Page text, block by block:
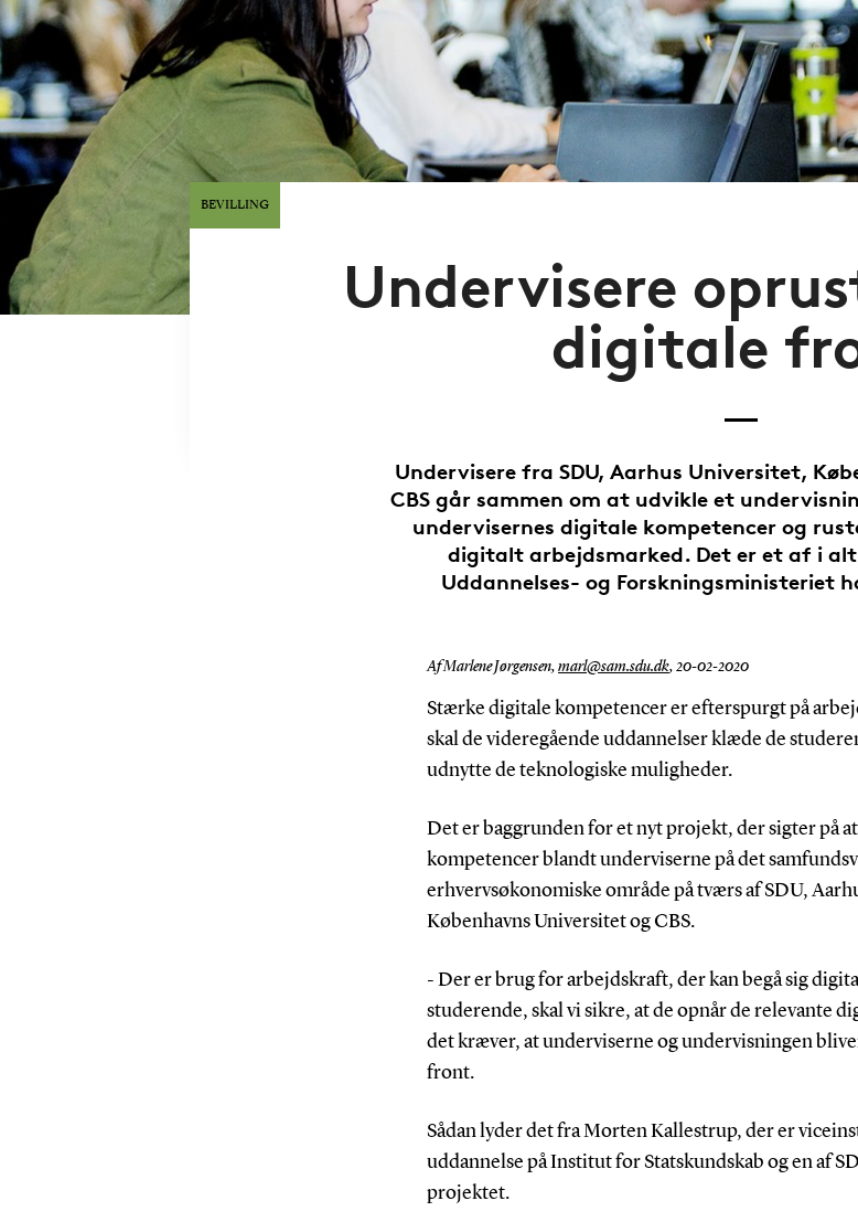
BEVILLING
Undervisere
digitale
Undervisere fra SDU, Aarhus Universitet,
CBS går sammen om at udvikle et
undervisernes digitale kompetencer og
digitalt arbejdsmarked. Det er et af i
Uddannelses- og Forskningsministeriet
Af Marlene Jørgensen, marl@sam.sdu.dk, 20-02-2020
Stærke digitale kompetencer er efterspurgt på
skal de videregående uddannelser klæde de
udnytte de teknologiske muligheder.
Det er baggrunden for et nyt projekt, der sigter på
kompetencer blandt underviserne på det
erhvervsøkonomiske område på tværs af SDU,
Københavns Universitet og CBS.
- Der er brug for arbejdskraft, der kan begå sig
studerende, skal vi sikre, at de opnår de relevante
det kræver, at underviserne og undervisningen
front.
Sådan lyder det fra Morten Kallestrup, der er
uddannelse på Institut for Statskundskab og en af
projektet.